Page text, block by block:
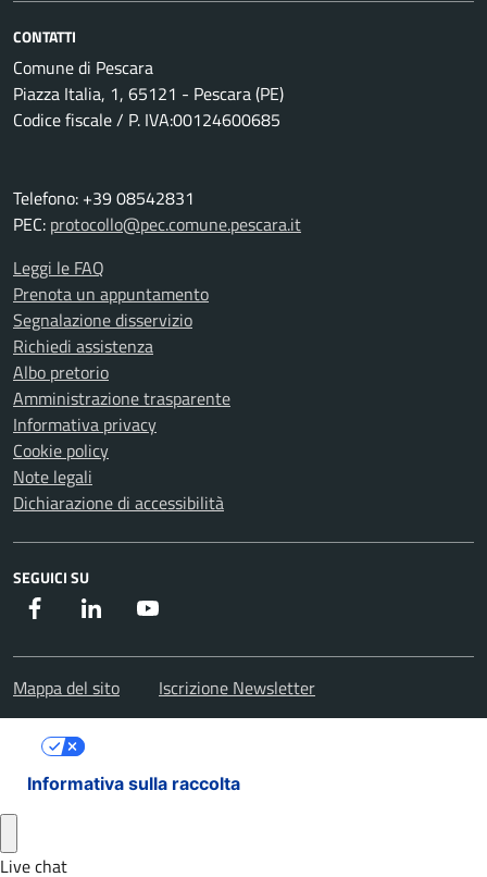
CONTATTI
Comune di Pescara
Piazza Italia, 1, 65121 - Pescara (PE)
Codice fiscale / P. IVA:00124600685
Telefono: +39 08542831
PEC: protocollo@pec.comune.pescara.it
Leggi le FAQ
Prenota un appuntamento
Segnalazione disservizio
Richiedi assistenza
Albo pretorio
Amministrazione trasparente
Informativa privacy
Cookie policy
Note legali
Dichiarazione di accessibilità
SEGUICI SU
Facebook Instagram
Mappa del sito Iscrizione Newsletter
Informativa sulla raccolta
Le tue preferenze relative alla privacy